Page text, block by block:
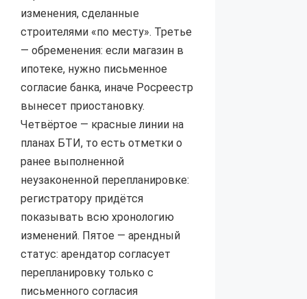
изменения, сделанные
строителями «по месту». Третье
— обременения: если магазин в
ипотеке, нужно письменное
согласие банка, иначе Росреестр
вынесет приостановку.
Четвёртое — красные линии на
планах БТИ, то есть отметки о
ранее выполненной
неузаконенной перепланировке:
регистратору придётся
показывать всю хронологию
изменений. Пятое — арендный
статус: арендатор согласует
перепланировку только с
письменного согласия